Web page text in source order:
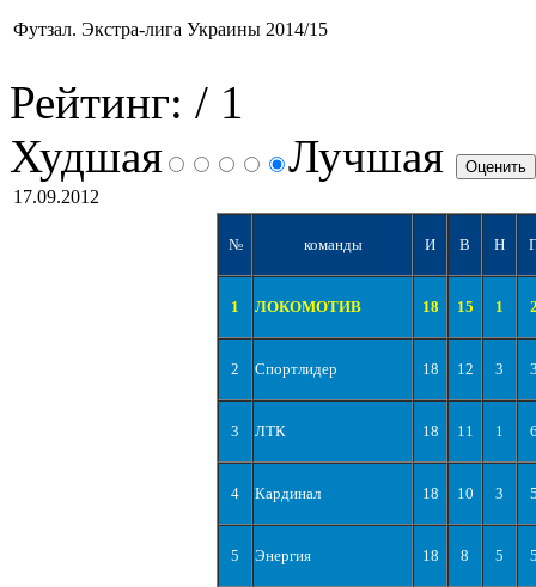
Футзал. Экстра-лига Украины 2014/15
Рейтинг: / 1
Худшая
Лучшая
17.09.2012
№ команды И В Н
1 ЛОКОМОТИВ 18 15 1
2 Спортлидер 18 12 3
3 ЛТК 18 11 1
4 Кардинал 18 10 3
5 Энергия 18 8 5